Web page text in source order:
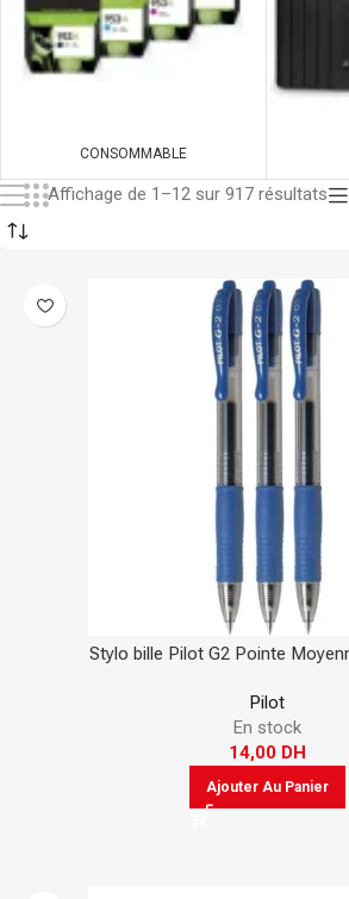
CONSOMMABLE
Affichage de 1–12 sur 917 résultats
Stylo bille Pilot G2 Pointe
Pilot
En stock
14,00 DH
Ajouter Au Panier